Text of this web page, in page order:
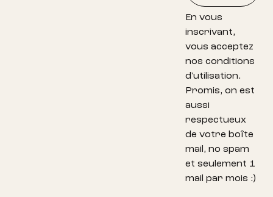
En vous
inscrivant,
vous acceptez
nos conditions
d'utilisation.
Promis, on est
aussi
respectueux
de votre boîte
mail, no spam
et seulement 1
mail par mois :)